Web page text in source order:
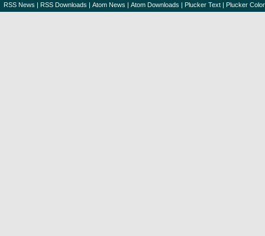
RSS News | RSS Downloads | Atom News | Atom Downloads | Plucker Text | Plucker Color